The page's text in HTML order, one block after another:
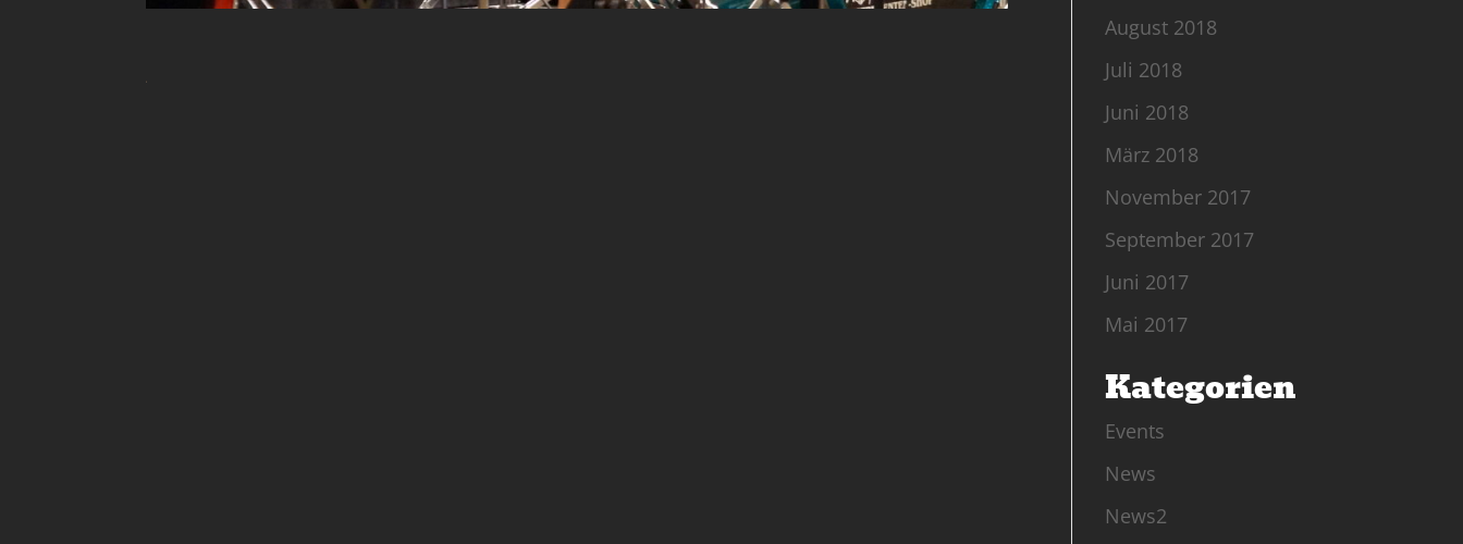
August 2018
Juli 2018
Juni 2018
März 2018
November 2017
September 2017
Juni 2017
Mai 2017
Kategorien
Events
News
News2